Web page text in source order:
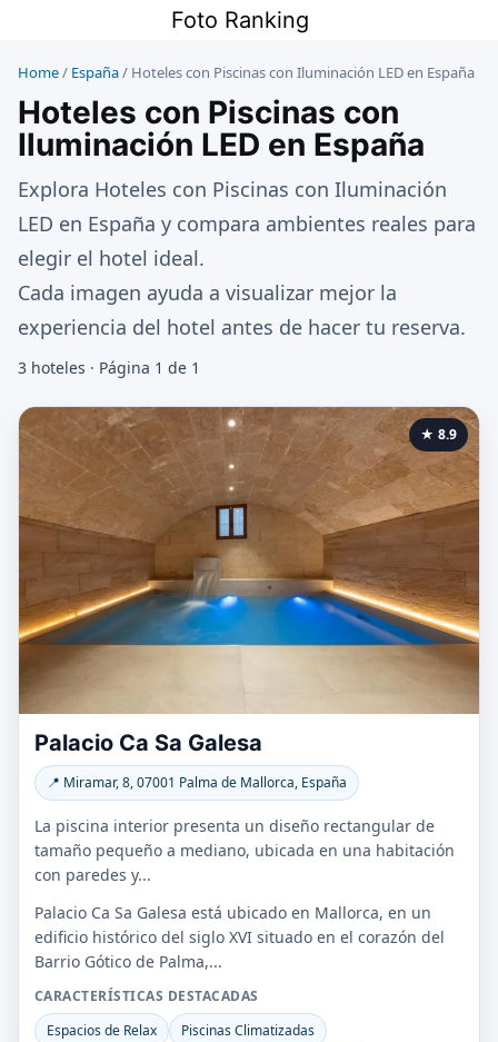
contenido
Foto Ranking
Home/ España/ Hoteles con Piscinas con Iluminación LED en España
Hoteles con Piscinas con
Iluminación LED en España
Explora Hoteles con Piscinas con Iluminación
LED en España y compara ambientes reales para
elegir el hotel ideal.
Cada imagen ayuda a visualizar mejor la
experiencia del hotel antes de hacer tu reserva.
3 hoteles · Página 1 de 1
★ 8.9
Palacio Ca Sa Galesa
📍 Miramar, 8, 07001 Palma de Mallorca, España
La piscina interior presenta un diseño rectangular de
tamaño pequeño a mediano, ubicada en una habitación
con paredes y...
Palacio Ca Sa Galesa está ubicado en Mallorca, en un
edificio histórico del siglo XVI situado en el corazón del
Barrio Gótico de Palma,...
CARACTERÍSTICAS DESTACADAS
Espacios de Relax
Piscinas Climatizadas